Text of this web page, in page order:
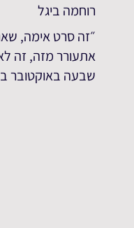
רוחמה ביגל
״זה סרט אימה,
אתעורר מזה, זה
שבעה באוקטובר